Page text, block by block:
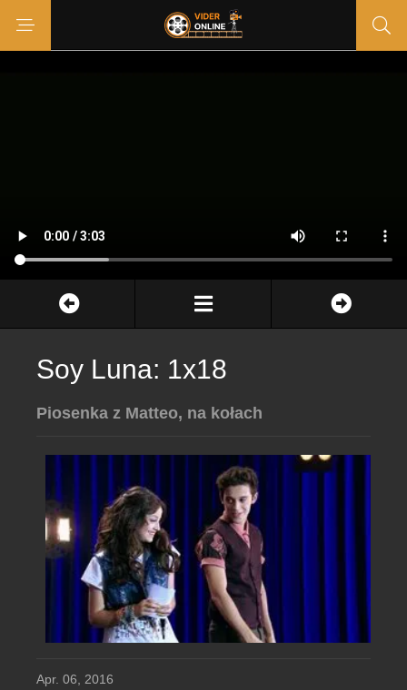
Soy Luna: 1x18
Piosenka z Matteo, na kołach
Apr. 06, 2016